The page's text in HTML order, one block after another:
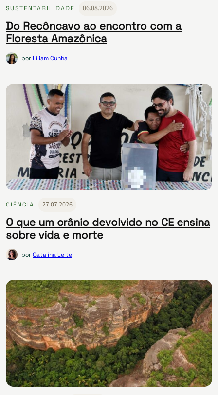
SUSTENTABILIDADE 06.08.2026
Do Recôncavo ao encontro com a
Floresta Amazônica
por Líliam Cunha
CIÊNCIA 27.07.2026
O que um crânio devolvido no CE ensina
sobre vida e morte
porCatalina Leite